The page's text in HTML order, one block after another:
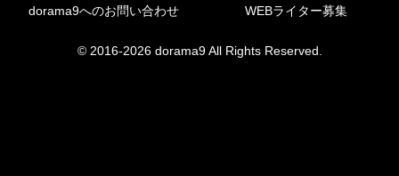
dorama9へのお問い合わせ WEBライター募集
© 2016-2026 dorama9 All Rights Reserved.